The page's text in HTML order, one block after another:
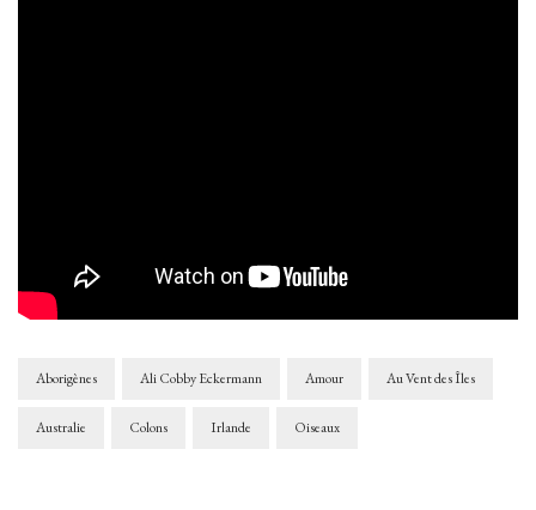
Aborigènes Ali Cobby Eckermann Amour Au Vent des Îles
Australie Colons Irlande Oiseaux